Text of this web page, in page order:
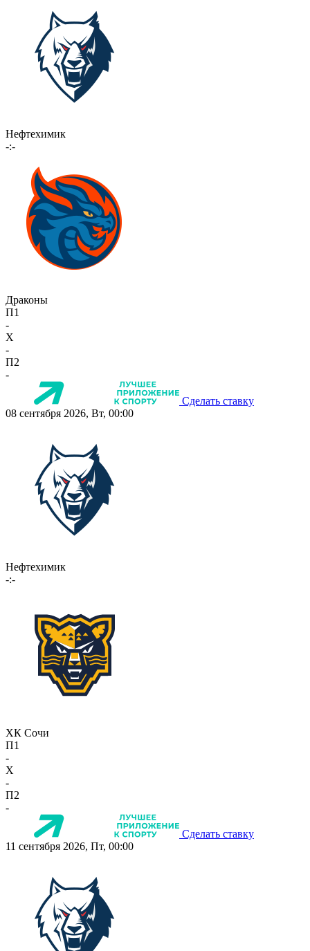
Нефтехимик
-:-
Драконы
П1
-
X
-
П2
-
Сделать ставку
08 сентября 2026, Вт, 00:00
Нефтехимик
-:-
ХК Сочи
П1
-
X
-
П2
-
Сделать ставку
11 сентября 2026, Пт, 00:00